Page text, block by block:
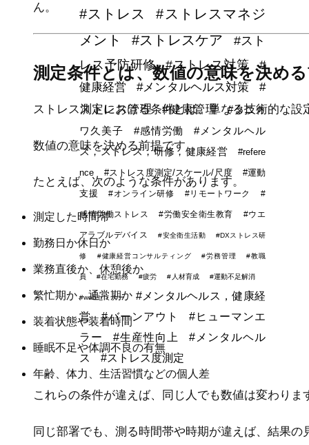
ん。
測定条件とは、数値の意味を決め
ストレス測定における条件とは、単なる技術的な設
数値の意味を決める前提です。
たとえば、次のような条件があります。
測定した時間帯
勤務日か休日か
業務直後か、休憩後か
繁忙期か、通常期か
装着状態や装着時間
睡眠不足や体調不良の有無
年齢、体力、生活習慣などの個人差
これらの条件が違えば、同じ人でも数値は変わりま
同じ部署でも、測る時間帯や時期が違えば、結果の
#ストレス
#ストレスマネジ
メント
#ストレスケア
#スト
レス予防研修
#ストレス対策
#
健康経営
#メンタルヘルス対策
#
ストレス管理
#健康管理
#タニカ
ワ久美子
#感情労働
#メンタルヘル
ス，ストレス，研修，健康経営
#refere
nce
#ストレス度測定/スケール/尺度
#運動
支援
#オンライン研修 #リモートワーク #
感情労働ストレス #労働安全衛生教育 #ウエ
アラブルデバイス #安全衛生活動 #DXストレス研
修 #健康経営コンサルティング #労務管理 #教職
員 #在宅勤務 #疲労 #人材育成 #運動不足解消
#webセミナー
#メンタルヘルス，健康経
営
#バーンアウト
#ヒューマンエ
ラー
#生産性向上
#メンタルヘル
ス
#ストレス度測定